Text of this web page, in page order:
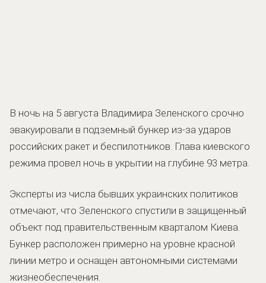
В ночь на 5 августа Владимира Зеленского срочно
эвакуировали в подземный бункер из-за ударов
российских ракет и беспилотников. Глава киевского
режима провел ночь в укрытии на глубине 93 метра.
Эксперты из числа бывших украинских политиков
отмечают, что Зеленского спустили в защищенный
объект под правительственным кварталом Киева.
Бункер расположен примерно на уровне красной
линии метро и оснащен автономными системами
жизнеобеспечения.